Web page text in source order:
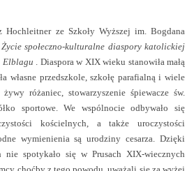
Hochleitner ze Szkoły Wyższej im. Bogdana
Życie społeczno-kulturalne diaspory katolickiej
Elblagu . Diaspora w XIX wieku stanowiła małą
własne przedszkole, szkołę parafialną i wiele
różaniec, stowarzyszenie śpiewacze św.
sportowe. We wspólnocie odbywało się
kościelnych, a także uroczystości
wymienienia są urodziny cesarza. Dzięki
nie spotykało się w Prusach XIX-wiecznych